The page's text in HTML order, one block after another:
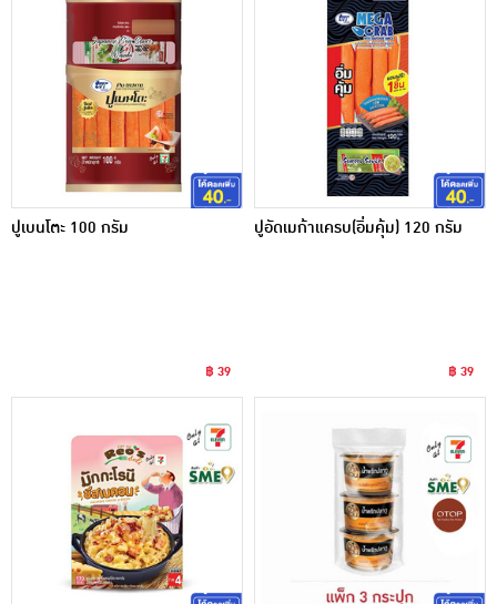
ปูเบนโตะ 100 กรัม
฿ 39
ปูอัดเมก้าแครบ(อิ่มคุ้ม) 120 กรัม
฿ 39